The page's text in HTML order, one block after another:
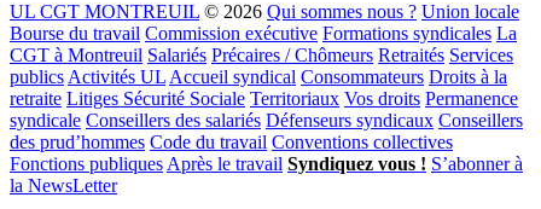
UL CGT MONTREUIL © 2026 Qui sommes nous ? Union locale
Bourse du travail Commission exécutive Formations syndicales La
CGT à Montreuil Salariés Précaires / Chômeurs Retraités Services
publics Activités UL Accueil syndical Consommateurs Droits à la
retraite Litiges Sécurité Sociale Territoriaux Vos droits Permanence
syndicale Conseillers des salariés Défenseurs syndicaux Conseillers
des prud’hommes Code du travail Conventions collectives
Fonctions publiques Après le travail Syndiquez vous ! S’abonner à
la NewsLetter